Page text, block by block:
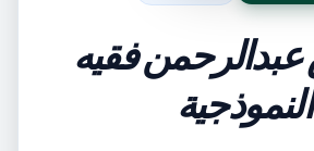
فقيه
النموذجية